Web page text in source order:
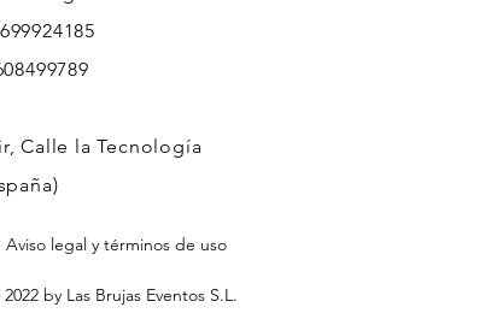
Calle la Tecnología
Aviso legal y términos de uso
by Las Brujas Eventos S.L.